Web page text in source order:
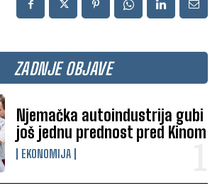
ZADNJE OBJAVE
Njemačka autoindustrija gubi
još jednu prednost pred Kinom
EKONOMIJA